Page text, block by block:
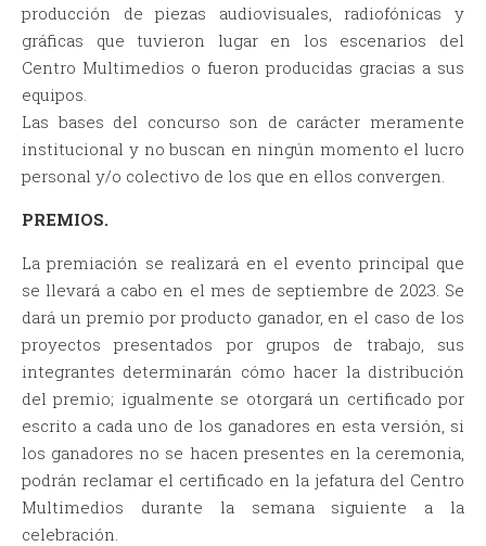
producción de piezas audiovisuales, radiofónicas y
gráficas que tuvieron lugar en los escenarios del
Centro Multimedios o fueron producidas gracias a sus
equipos.
Las bases del concurso son de carácter meramente
institucional y no buscan en ningún momento el lucro
personal y/o colectivo de los que en ellos convergen.
PREMIOS.
La premiación se realizará en el evento principal que
se llevará a cabo en el mes de septiembre de 2023. Se
dará un premio por producto ganador, en el caso de los
proyectos presentados por grupos de trabajo, sus
integrantes determinarán cómo hacer la distribución
del premio; igualmente se otorgará un certificado por
escrito a cada uno de los ganadores en esta versión, si
los ganadores no se hacen presentes en la ceremonia,
podrán reclamar el certificado en la jefatura del Centro
Multimedios durante la semana siguiente a la
celebración.